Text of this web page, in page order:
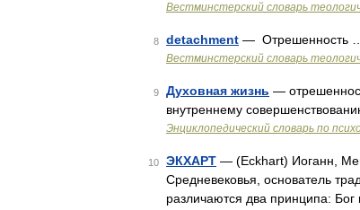
Вестминстерский словарь
8 detachment — Отрешенность …
Вестминстерский словарь
9 Духовная жизнь —
внутреннему
Энциклопедический словарь по
10 ЭКХАРТ — (Eckhart) Иоганн,
Средневековья, основатель
различаются два принципа: